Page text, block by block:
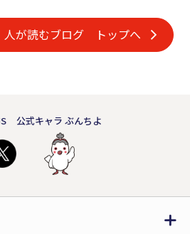
人が読むブログ トップへ
公式キャラ ぶんちよ